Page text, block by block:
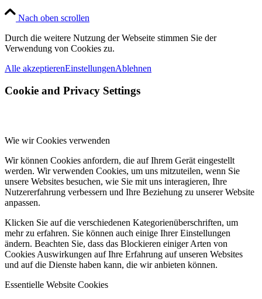
Nach oben scrollen
Durch die weitere Nutzung der Webseite stimmen Sie der
Verwendung von Cookies zu.
Alle akzeptierenEinstellungenAblehnen
Cookie and Privacy Settings
Wie wir Cookies verwenden
Wir können Cookies anfordern, die auf Ihrem Gerät eingestellt
werden. Wir verwenden Cookies, um uns mitzuteilen, wenn Sie
unsere Websites besuchen, wie Sie mit uns interagieren, Ihre
Nutzererfahrung verbessern und Ihre Beziehung zu unserer Website
anpassen.
Klicken Sie auf die verschiedenen Kategorienüberschriften, um
mehr zu erfahren. Sie können auch einige Ihrer Einstellungen
ändern. Beachten Sie, dass das Blockieren einiger Arten von
Cookies Auswirkungen auf Ihre Erfahrung auf unseren Websites
und auf die Dienste haben kann, die wir anbieten können.
Essentielle Website Cookies